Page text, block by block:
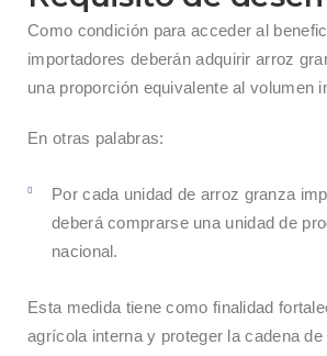
Como condición para acceder al
importadores deberán adquirir arroz
una proporción equivalente al volumen
En otras palabras:
Por cada unidad de arroz granza
deberá comprarse una unidad de
nacional.
Esta medida tiene como finalidad
agrícola interna y proteger la cadena